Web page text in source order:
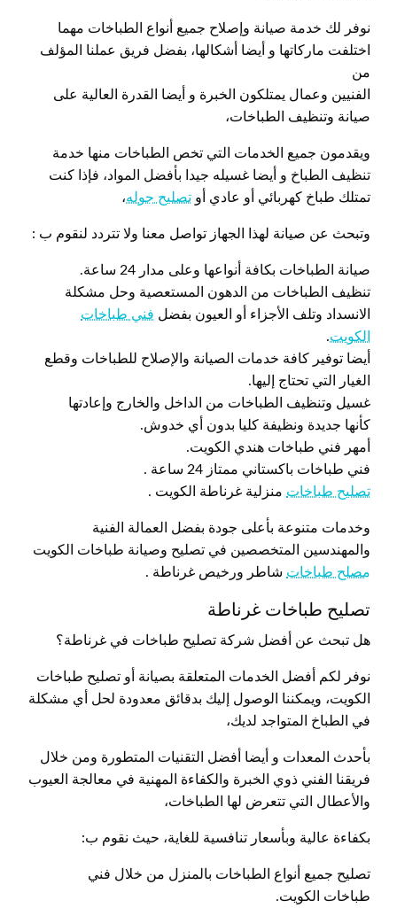
نوفر لك خدمة صيانة وإصلاح جميع أنواع الطباخات مهما
اختلفت ماركاتها و أيضا أشكالها، بفضل فريق عملنا المؤلف
من
الفنيين وعمال يمتلكون الخبرة و أيضا القدرة العالية على
صيانة وتنظيف الطباخات،
ويقدمون جميع الخدمات التي تخص الطباخات منها خدمة
تنظيف الطباخ و أيضا غسيله جيدا بأفضل المواد، فإذا كنت
تمتلك طباخ كهربائي أو عادي أو تصليح جوله،
وتبحث عن صيانة لهذا الجهاز تواصل معنا ولا تتردد لنقوم ب :
صيانة الطباخات بكافة أنواعها وعلى مدار 24 ساعة.
تنظيف الطباخات من الدهون المستعصية وحل مشكلة
الانسداد وتلف الأجزاء أو العيون بفضل فني طباخات
الكويت.
أيضا توفير كافة خدمات الصيانة والإصلاح للطباخات وقطع
الغيار التي تحتاج إليها.
غسيل وتنظيف الطباخات من الداخل والخارج وإعادتها
كأنها جديدة ونظيفة كليا بدون أي خدوش.
أمهر فني طباخات هندي الكويت.
فني طباخات باكستاني ممتاز 24 ساعة .
تصليح طباخات منزلية غرناطة الكويت .
وخدمات متنوعة بأعلى جودة بفضل العمالة الفنية
والمهندسين المتخصصين في تصليح وصيانة طباخات الكويت
مصلح طباخات شاطر ورخيص غرناطة .
تصليح طباخات غرناطة
هل تبحث عن أفضل شركة تصليح طباخات في غرناطة؟
نوفر لكم أفضل الخدمات المتعلقة بصيانة أو تصليح طباخات
الكويت، ويمكننا الوصول إليك بدقائق معدودة لحل أي مشكلة
في الطباخ المتواجد لديك،
بأحدث المعدات و أيضا أفضل التقنيات المتطورة ومن خلال
فريقنا الفني ذوي الخبرة والكفاءة المهنية في معالجة العيوب
والأعطال التي تتعرض لها الطباخات،
بكفاءة عالية وبأسعار تنافسية للغاية، حيث نقوم ب:
تصليح جميع أنواع الطباخات بالمنزل من خلال فني
طباخات الكويت.